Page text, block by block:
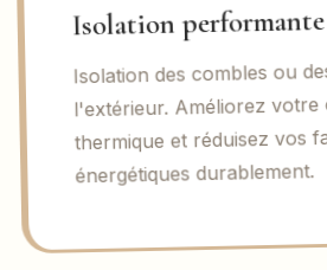
Isolation performante
Isolation des combles ou
l'extérieur. Améliorez
thermique et réduisez vos
énergétiques durablement.